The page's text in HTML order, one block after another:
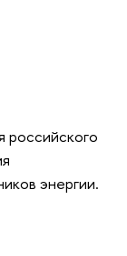
российского
энергии.